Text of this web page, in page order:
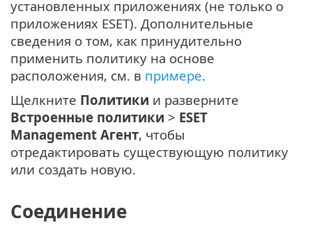
установленных приложениях (не только о
приложениях ESET). Дополнительные
сведения о том, как принудительно
применить политику на основе
расположения, см. в примере.
Щелкните Политики и разверните
Встроенные политики > ESET
Management Агент, чтобы
отредактировать существующую политику
или создать новую.
Соединение